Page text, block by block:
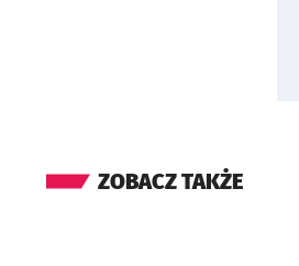
ZOBACZ TAKŻE